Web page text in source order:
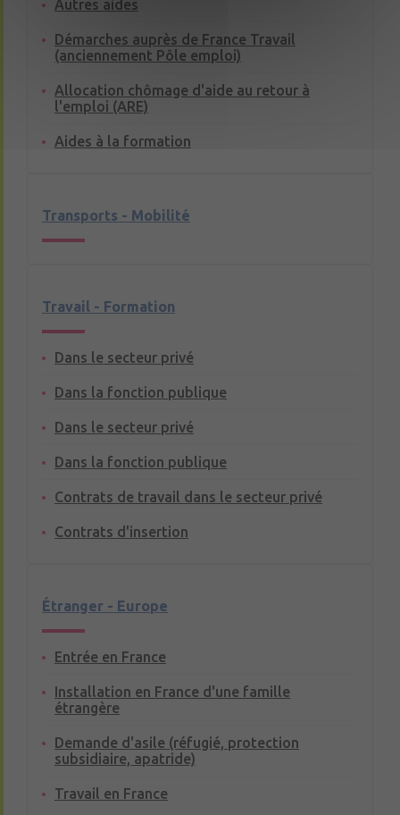
Autres aides
Démarches auprès de France Travail
(anciennement Pôle emploi)
Allocation chômage d'aide au retour à
l'emploi (ARE)
Aides à la formation
Transports - Mobilité
Travail - Formation
Dans le secteur privé
Dans la fonction publique
Dans le secteur privé
Dans la fonction publique
Contrats de travail dans le secteur privé
Contrats d'insertion
Étranger - Europe
Entrée en France
Installation en France d'une famille
étrangère
Demande d'asile (réfugié, protection
subsidiaire, apatride)
Travail en France